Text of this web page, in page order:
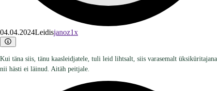
04.04.2024Leidisjanoz1x
Kui täna siis, tänu kaasleidjatele, tuli leid lihtsalt, siis varasemalt üksiküritajana
nii hästi ei läinud. Aitäh peitjale.